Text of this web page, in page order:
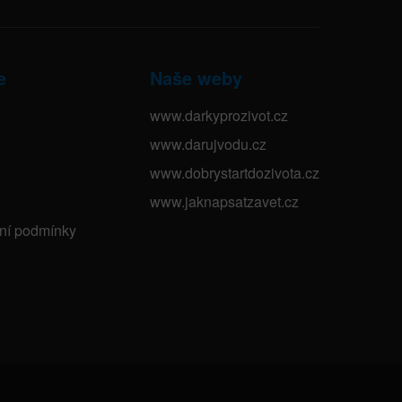
podmínky
Naše weby
www.darkyprozivot.cz
www.darujvodu.cz
www.dobrystartdozivota.cz
www.jaknapsatzavet.cz